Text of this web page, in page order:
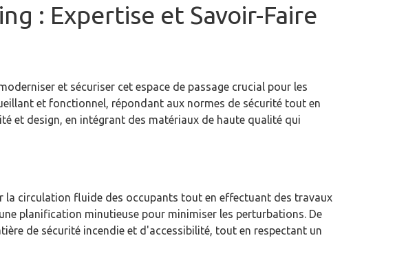
: Expertise et Savoir-Faire
et sécuriser cet espace de passage crucial pour les
et fonctionnel, répondant aux normes de sécurité tout en
et design, en intégrant des matériaux de haute qualité qui
la circulation fluide des occupants tout en effectuant des travaux
planification minutieuse pour minimiser les perturbations. De
de sécurité incendie et d'accessibilité, tout en respectant un